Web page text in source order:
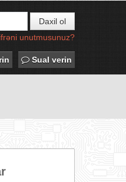
Daxil ol
unutmusunuz?
Sual verin